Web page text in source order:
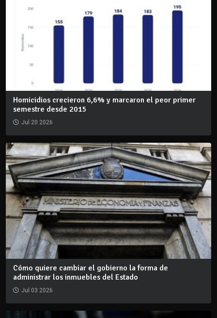
Homicidios crecieron 6,6% y marcaron el peor primer
semestre desde 2015
Jul 20 2026
Cómo quiere cambiar el gobierno la forma de
administrar los inmuebles del Estado
Jul 03 2026